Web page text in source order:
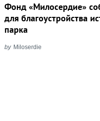
Фонд «Милосердие»
для благоустройства
парка
by Miloserdie